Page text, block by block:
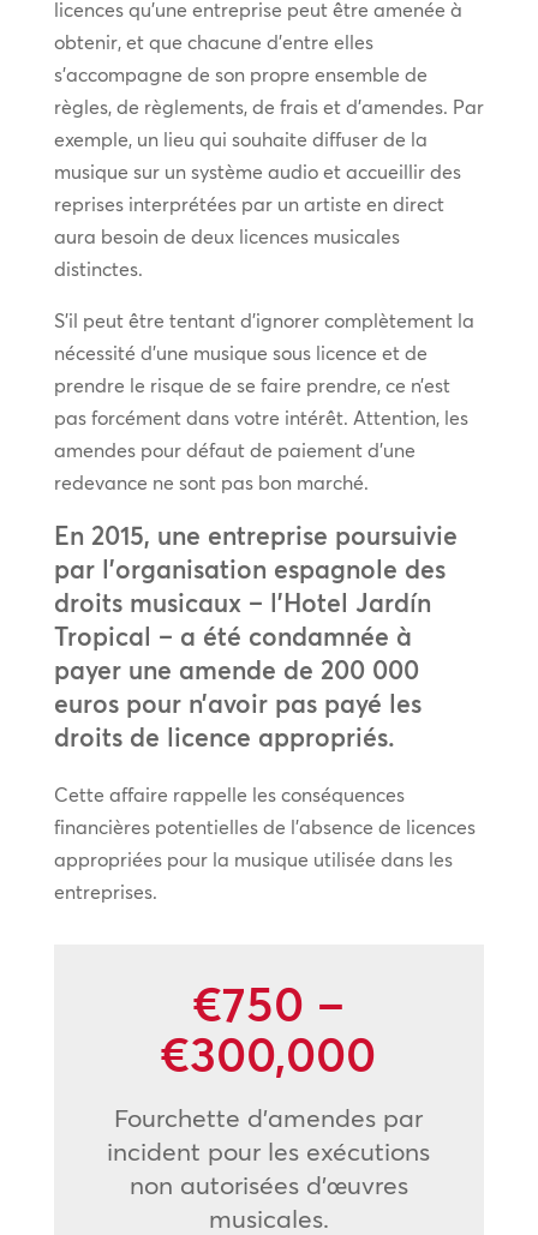
licences qu’une entreprise peut être amenée à
obtenir, et que chacune d’entre elles
s’accompagne de son propre ensemble de
règles, de règlements, de frais et d’amendes. Par
exemple, un lieu qui souhaite diffuser de la
musique sur un système audio et accueillir des
reprises interprétées par un artiste en direct
aura besoin de deux licences musicales
distinctes.
S’il peut être tentant d’ignorer complètement la
nécessité d’une musique sous licence et de
prendre le risque de se faire prendre, ce n’est
pas forcément dans votre intérêt. Attention, les
amendes pour défaut de paiement d’une
redevance ne sont pas bon marché.
En 2015, une entreprise poursuivie
par l’organisation espagnole des
droits musicaux – l’Hotel Jardín
Tropical – a été condamnée à
payer une amende de 200 000
euros pour n’avoir pas payé les
droits de licence appropriés.
Cette affaire rappelle les conséquences
financières potentielles de l’absence de licences
appropriées pour la musique utilisée dans les
entreprises.
€750 –
€300,000
Fourchette d’amendes par
incident pour les exécutions
non autorisées d’œuvres
musicales.